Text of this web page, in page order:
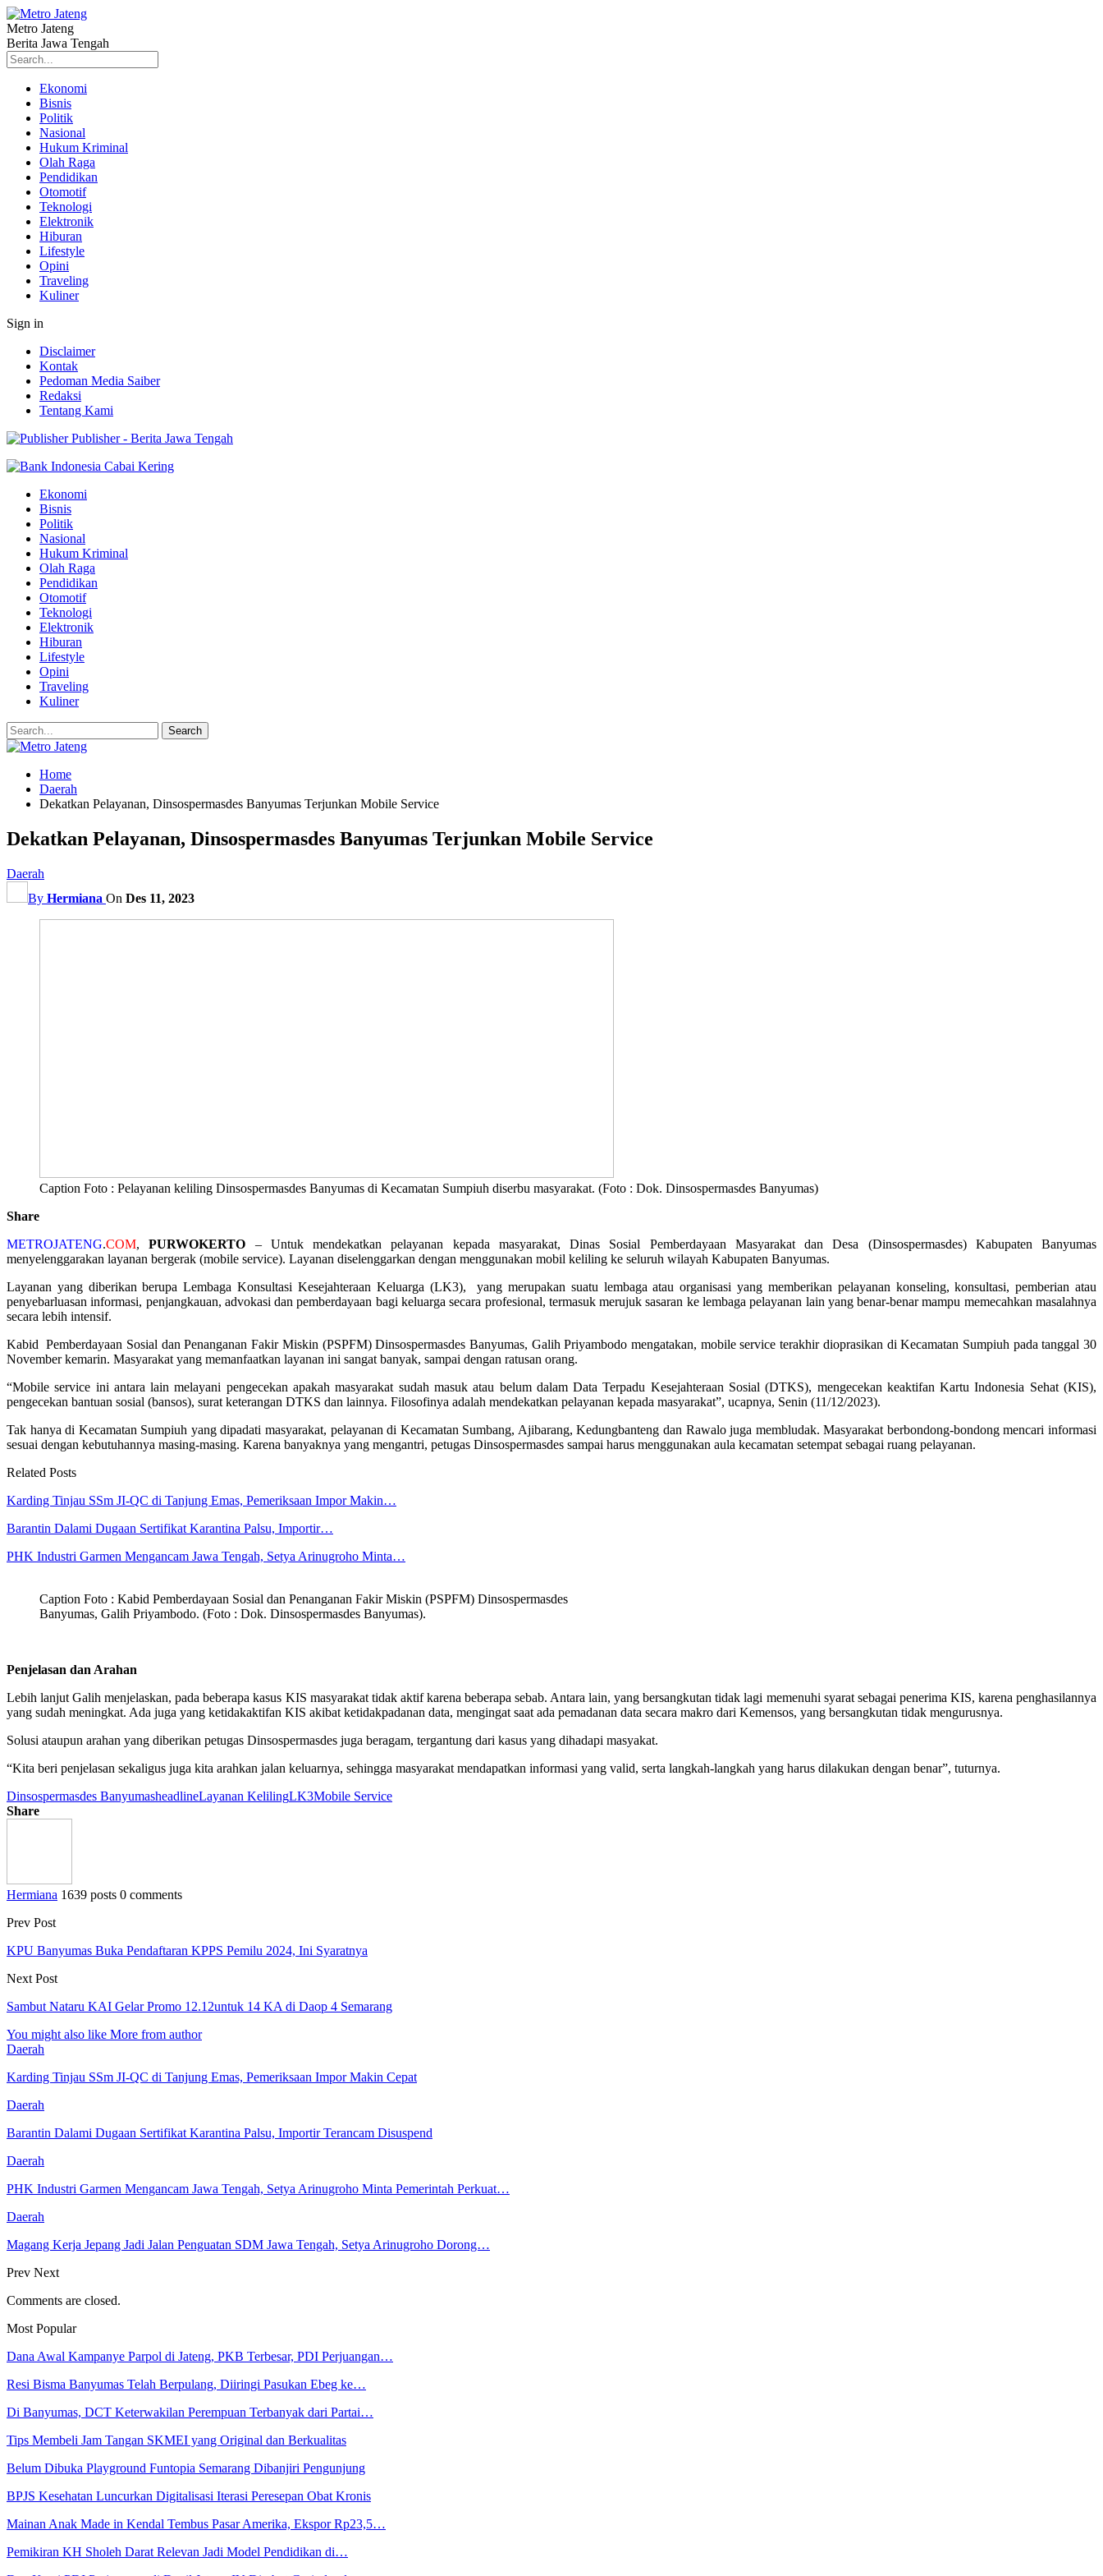
Metro Jateng
Berita Jawa Tengah
Ekonomi
Bisnis
Politik
Nasional
Hukum Kriminal
Olah Raga
Pendidikan
Otomotif
Teknologi
Elektronik
Hiburan
Lifestyle
Opini
Traveling
Kuliner
Sign in
Disclaimer
Kontak
Pedoman Media Saiber
Redaksi
Tentang Kami
Publisher - Berita Jawa Tengah
Ekonomi
Bisnis
Politik
Nasional
Hukum Kriminal
Olah Raga
Pendidikan
Otomotif
Teknologi
Elektronik
Hiburan
Lifestyle
Opini
Traveling
Kuliner
Home
Daerah
Dekatkan Pelayanan, Dinsospermasdes Banyumas Terjunkan Mobile Service
Dekatkan Pelayanan, Dinsospermasdes Banyumas Terjunkan Mobile Service
Daerah
By Hermiana On Des 11, 2023
Caption Foto : Pelayanan keliling Dinsospermasdes Banyumas di Kecamatan Sumpiuh diserbu masyarakat. (Foto : Dok. Dinsospermasdes Banyumas)
Share
METROJATENG.COM,PURWOKERTO – Untuk mendekatkan pelayanan kepada masyarakat, Dinas Sosial Pemberdayaan Masyarakat dan Desa (Dinsospermasdes) Kabupaten Banyumas
menyelenggarakan layanan bergerak (mobile service). Layanan diselenggarkan dengan menggunakan mobil keliling ke seluruh wilayah Kabupaten Banyumas.
Layanan yang diberikan berupa Lembaga Konsultasi Kesejahteraan Keluarga (LK3), yang merupakan suatu lembaga atau organisasi yang memberikan pelayanan konseling, konsultasi, pemberian atau
penyebarluasan informasi, penjangkauan, advokasi dan pemberdayaan bagi keluarga secara profesional, termasuk merujuk sasaran ke lembaga pelayanan lain yang benar-benar mampu memecahkan masalahnya
secara lebih intensif.
Kabid Pemberdayaan Sosial dan Penanganan Fakir Miskin (PSPFM) Dinsospermasdes Banyumas, Galih Priyambodo mengatakan, mobile service terakhir dioprasikan di Kecamatan Sumpiuh pada tanggal 30
November kemarin. Masyarakat yang memanfaatkan layanan ini sangat banyak, sampai dengan ratusan orang.
“Mobile service ini antara lain melayani pengecekan apakah masyarakat sudah masuk atau belum dalam Data Terpadu Kesejahteraan Sosial (DTKS), mengecekan keaktifan Kartu Indonesia Sehat (KIS),
pengecekan bantuan sosial (bansos), surat keterangan DTKS dan lainnya. Filosofinya adalah mendekatkan pelayanan kepada masyarakat”, ucapnya, Senin (11/12/2023).
Tak hanya di Kecamatan Sumpiuh yang dipadati masyarakat, pelayanan di Kecamatan Sumbang, Ajibarang, Kedungbanteng dan Rawalo juga membludak. Masyarakat berbondong-bondong mencari informasi
sesuai dengan kebutuhannya masing-masing. Karena banyaknya yang mengantri, petugas Dinsospermasdes sampai harus menggunakan aula kecamatan setempat sebagai ruang pelayanan.
Related Posts
Karding Tinjau SSm JI-QC di Tanjung Emas, Pemeriksaan Impor Makin…
Barantin Dalami Dugaan Sertifikat Karantina Palsu, Importir…
PHK Industri Garmen Mengancam Jawa Tengah, Setya Arinugroho Minta…
Caption Foto : Kabid Pemberdayaan Sosial dan Penanganan Fakir Miskin (PSPFM) Dinsospermasdes
Banyumas, Galih Priyambodo. (Foto : Dok. Dinsospermasdes Banyumas).
Penjelasan dan Arahan
Lebih lanjut Galih menjelaskan, pada beberapa kasus KIS masyarakat tidak aktif karena beberapa sebab. Antara lain, yang bersangkutan tidak lagi memenuhi syarat sebagai penerima KIS, karena penghasilannya
yang sudah meningkat. Ada juga yang ketidakaktifan KIS akibat ketidakpadanan data, mengingat saat ada pemadanan data secara makro dari Kemensos, yang bersangkutan tidak mengurusnya.
Solusi ataupun arahan yang diberikan petugas Dinsospermasdes juga beragam, tergantung dari kasus yang dihadapi masyakat.
“Kita beri penjelasan sekaligus juga kita arahkan jalan keluarnya, sehingga masyarakat mendapatkan informasi yang valid, serta langkah-langkah yang harus dilakukan dengan benar”, tuturnya.
Dinsospermasdes BanyumasheadlineLayanan KelilingLK3Mobile Service
Share
Hermiana 1639 posts 0 comments
Prev Post
KPU Banyumas Buka Pendaftaran KPPS Pemilu 2024, Ini Syaratnya
Next Post
Sambut Nataru KAI Gelar Promo 12.12untuk 14 KA di Daop 4 Semarang
You might also like More from author
Daerah
Karding Tinjau SSm JI-QC di Tanjung Emas, Pemeriksaan Impor Makin Cepat
Daerah
Barantin Dalami Dugaan Sertifikat Karantina Palsu, Importir Terancam Disuspend
Daerah
PHK Industri Garmen Mengancam Jawa Tengah, Setya Arinugroho Minta Pemerintah Perkuat…
Daerah
Magang Kerja Jepang Jadi Jalan Penguatan SDM Jawa Tengah, Setya Arinugroho Dorong…
Prev Next
Comments are closed.
Most Popular
Dana Awal Kampanye Parpol di Jateng, PKB Terbesar, PDI Perjuangan…
Resi Bisma Banyumas Telah Berpulang, Diiringi Pasukan Ebeg ke…
Di Banyumas, DCT Keterwakilan Perempuan Terbanyak dari Partai…
Tips Membeli Jam Tangan SKMEI yang Original dan Berkualitas
Belum Dibuka Playground Funtopia Semarang Dibanjiri Pengunjung
BPJS Kesehatan Luncurkan Digitalisasi Iterasi Peresepan Obat Kronis
Mainan Anak Made in Kendal Tembus Pasar Amerika, Ekspor Rp23,5…
Pemikiran KH Sholeh Darat Relevan Jadi Model Pendidikan di…